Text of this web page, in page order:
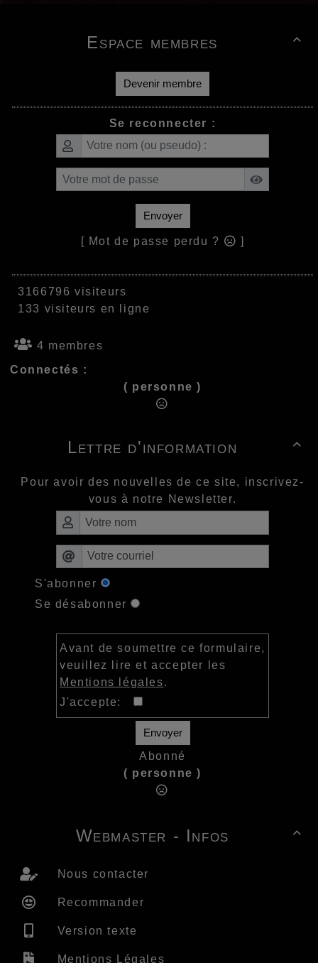

Espace membres
Devenir membre
Se reconnecter :
Envoyer
[ Mot de passe perdu ? ]
3166796 visiteurs
133 visiteurs en ligne
4 membres
Connectés :
( personne )

Lettre d'information
Pour avoir des nouvelles de ce site, inscrivez-
vous à notre Newsletter.
S'abonner
Se désabonner
Avant de soumettre ce formulaire,
veuillez lire et accepter les
Mentions légales.
J'accepte:
Envoyer
Abonné
( personne )

Webmaster - Infos
Nous contacter
Recommander
Version texte
Mentions Légales